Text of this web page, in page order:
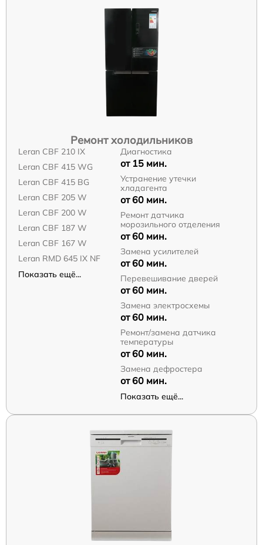
Ремонт холодильников
Leran CBF 210 IX
Leran CBF 415 WG
Leran CBF 415 BG
Leran CBF 205 W
Leran CBF 200 W
Leran CBF 187 W
Leran CBF 167 W
Leran RMD 645 IX NF
Показать ещё...
Диагностика
от 15 мин.
Устранение утечки
хладагента
от 60 мин.
Ремонт датчика
морозильного отделения
от 60 мин.
Замена усилителей
от 60 мин.
Перевешивание дверей
от 60 мин.
Замена электросхемы
от 60 мин.
Ремонт/замена датчика
температуры
от 60 мин.
Замена дефростера
от 60 мин.
Показать ещё...